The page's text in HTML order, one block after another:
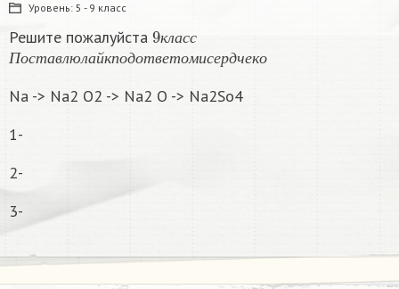
Уровень: 5 - 9 класс
Решите пожалуйста класс
9
П о с т а вл юл а й кп о д о т в е т ом и с е р д ч е к о
Пост ав люлайкподо тветом рд
Na -> Na2 O2 -> Na2 O -> Na2So4
1-
2-
3-